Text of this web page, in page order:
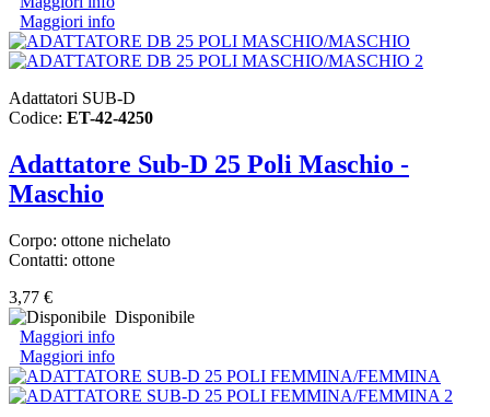
Maggiori info
Adattatori SUB-D
Codice: ET-42-4250
Adattatore Sub-D 25 Poli Maschio -
Maschio
Corpo: ottone nichelato
Contatti: ottone
3,77 €
Disponibile
Maggiori info
Maggiori info